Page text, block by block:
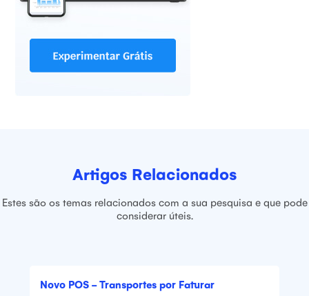
Artigos Relacionados
Estes são os temas relacionados com a sua pesquisa e que pode
considerar úteis.
Novo POS - Transportes por Faturar